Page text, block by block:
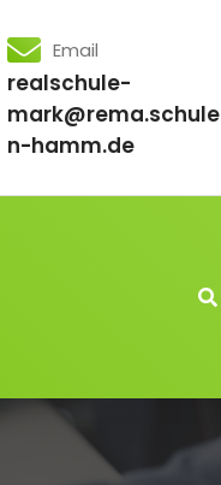
Email
realschule-
mark@rema.schule
n-hamm.de